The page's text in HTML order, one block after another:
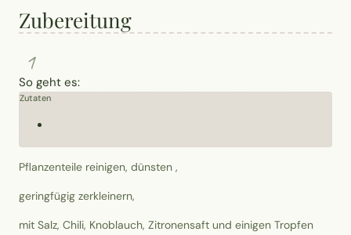
Zubereitung
1
So geht es:
Zutaten
Pflanzenteile reinigen, dünsten ,
geringfügig zerkleinern,
mit Salz, Chili, Knoblauch, Zitronensaft und einigen Tropfen